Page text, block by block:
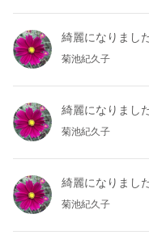
綺麗になりました
菊池紀久子
綺麗になりました
菊池紀久子
綺麗になりました
菊池紀久子